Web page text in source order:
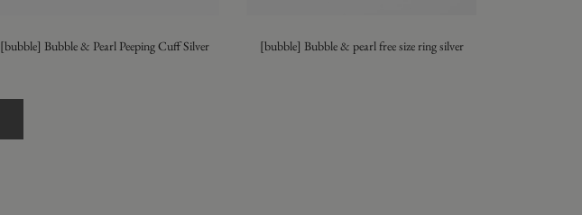
[bubble] Bubble & Pearl Peeping Cuff Silver [bubble] Bubble & pearl free size ring silver